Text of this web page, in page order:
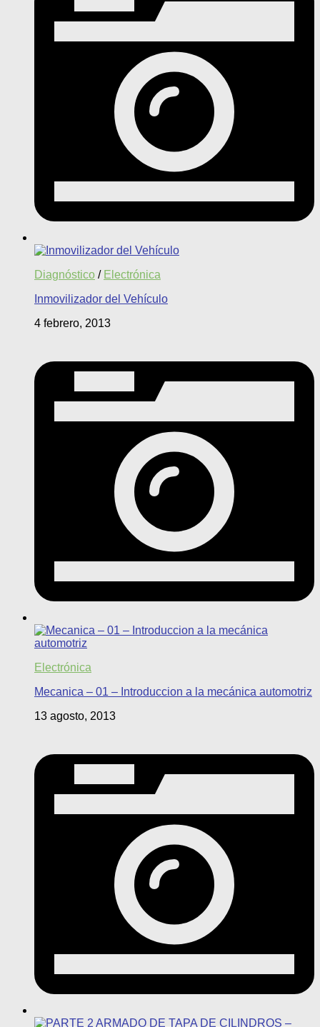
Diagnóstico / Electrónica
Inmovilizador del Vehículo
4 febrero, 2013
Electrónica
Mecanica – 01 – Introduccion a la mecánica automotriz
13 agosto, 2013